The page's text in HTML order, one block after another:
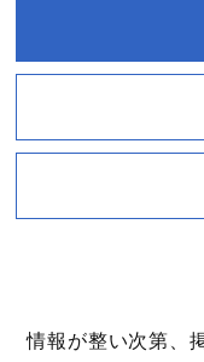
情報が整い次第、